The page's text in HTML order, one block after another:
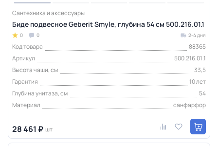
Сантехника и аксессуары
Биде подвесное Geberit Smyle, глубина 54 см 500.216.01.1
0 0 2-4 дня
Код товара
88365
Артикул
500.216.01.1
Высота чаши, см
33,5
Гарантия
10 лет
Глубина унитаза, см
54
Материал
санфарфор
28 461 ₽ шт